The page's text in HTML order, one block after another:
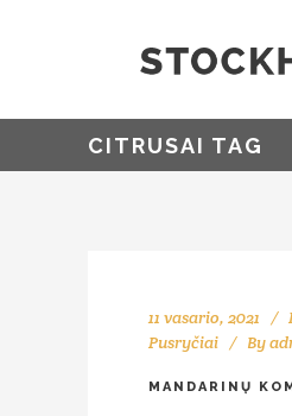
CITRUSAI TAG
11 vasario, 2021
Pusryčiai
By
MANDARINŲ